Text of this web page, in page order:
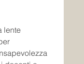
lente